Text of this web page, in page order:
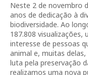
Neste 2 de novembro
anos de dedicação à
biodiversidade. Ao
187.808
interesse de pessoas
animal e, muitas
luta pela preservação
realizamos uma nova